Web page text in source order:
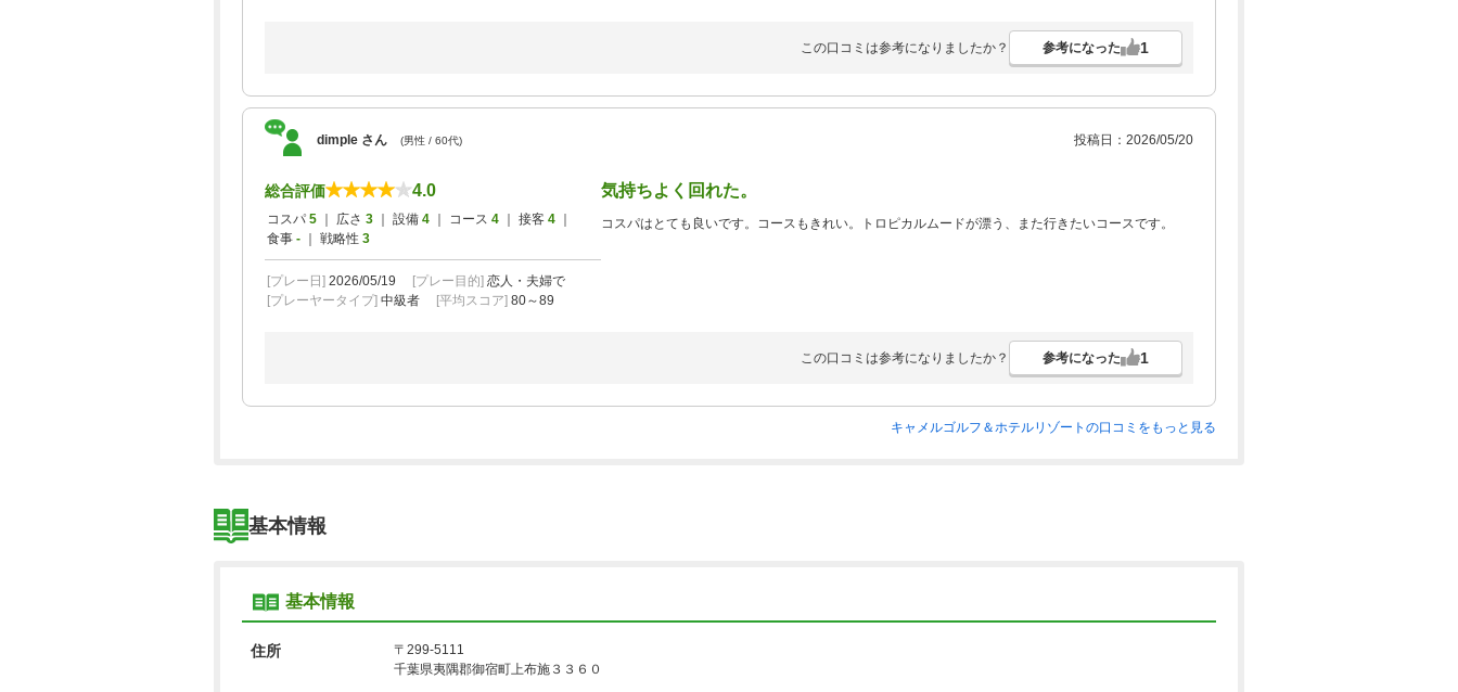
2026/09/14
4,864円
(総額5,700円)
548pt×人数
予約
【午後スルー★1R】★2サム保証・割増なし ※時間限定
4,910円
4,910円
～2026/10/23
(総額5,750円)
549
予約
2026/10/06
4,910円
(総額5,750円)
予約
【じゃらんゴルフ営業推し！】幹事無料★平日【コンペプラン】
※2組7名～★（昼食付)
【午後スルー★1R】★2サム保証・割増なし ※時間限定
(総額5,750円)
予約
この口コミは参考になりましたか？ 参考になった 1
dimple さん (男性 / 60代) 投稿日：2026/05/20
総合評価 4.0
コスパ 5 ｜ 広さ 3 ｜ 設備 4 ｜ コース 4 ｜ 接客 4
食事 - ｜ 戦略性 3
[プレー日] 2026/05/19 [プレー目的] 恋人・夫婦で
[プレーヤータイプ] 中級者 [平均スコア] 80～89
気持ちよく回れた。
コスパはとても良いです。コースもきれい。トロピカルムードが漂う、また行きたいコースです。
この口コミは参考になりましたか？ 参考になった 1
キャメルゴルフ＆ホテルリゾートの口コミをもっと見る
基本情報
基本情報
住所
〒299-5111
千葉県夷隅郡御宿町上布施３３６０